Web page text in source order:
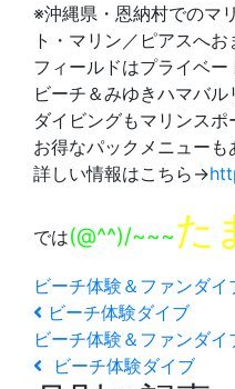
※沖縄県・恩納村でのマ
ト・マリン／ピアスへお
フィールドはプライベ
ビーチ＆みゆきハマバル
ダイビングもマリンスポ
お得なパックメニューも
詳しい情報はこちら→
では(@^^)/~~~た
ビーチ体験＆ファンダイ
ビーチ体験ダイブ
ビーチ体験＆ファンダイ
ビーチ体験ダイブ